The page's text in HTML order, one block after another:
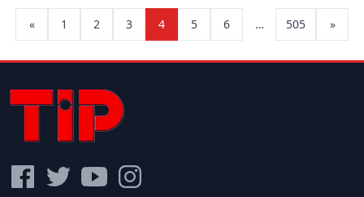
pagination
« 1 2 3 4 5 6 … 505 »